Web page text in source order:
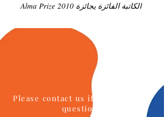
الكاتبة الفائزة يجائزة Alma Prize 2010
Please contact us if you have any
questions